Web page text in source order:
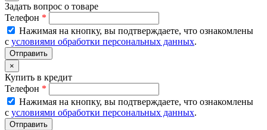
Задать вопрос о товаре
Телефон *
Нажимая на кнопку, вы подтверждаете, что ознакомлены
с условиями обработки персональных данных.
×
Купить в кредит
Телефон *
Нажимая на кнопку, вы подтверждаете, что ознакомлены
с условиями обработки персональных данных.